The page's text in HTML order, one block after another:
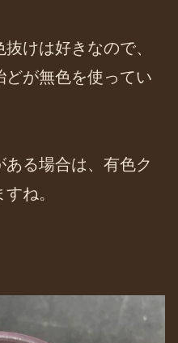
けは好きなので、
が無色を使ってい
る場合は、有色ク
ね。